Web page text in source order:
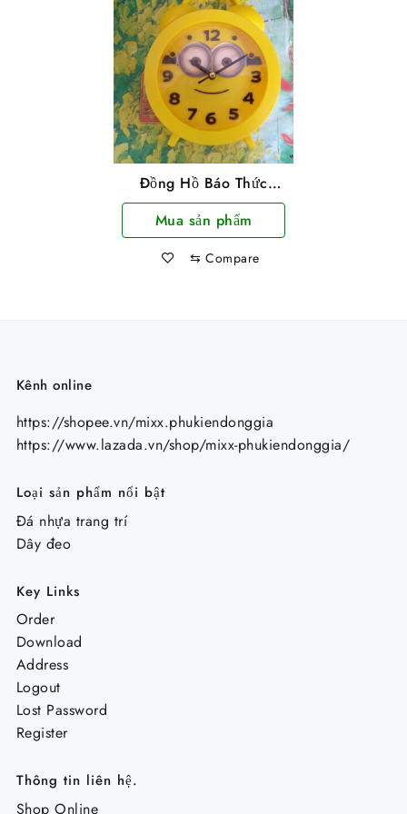
Đồng Hồ Báo Thức
Hình Minion
Mua sản phẩm
⇆ Compare
Kênh online
https://shopee.vn/mixx.phukiendonggia
https://www.lazada.vn/shop/mixx-phukiendonggia/
Loại sản phẩm nổi bật
Đá nhựa trang trí
Dây đeo
Key Links
Order
Download
Address
Logout
Lost Password
Register
Thông tin liên hệ.
Shop Online